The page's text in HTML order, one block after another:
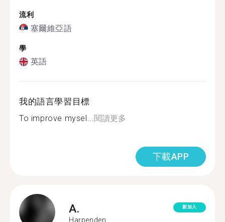
流利
塞爾維亞語
學
英語
我的語言學習目標
To improve mysel...閱讀更多
下載APP
A.
Harpenden
新加入